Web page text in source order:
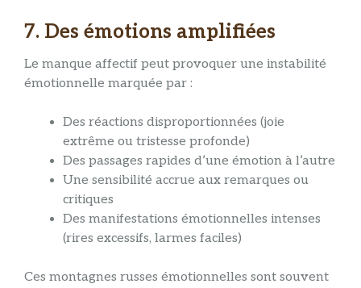
7. Des émotions amplifiées
Le manque affectif peut provoquer une instabilité
émotionnelle marquée par :
Des réactions disproportionnées (joie
extrême ou tristesse profonde)
Des passages rapides d’une émotion à l’autre
Une sensibilité accrue aux remarques ou
critiques
Des manifestations émotionnelles intenses
(rires excessifs, larmes faciles)
Ces montagnes russes émotionnelles sont souvent